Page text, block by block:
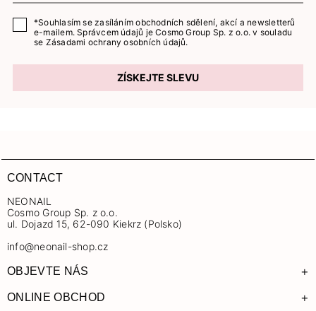
*Souhlasím se zasíláním obchodních sdělení, akcí a newsletterů
e-mailem. Správcem údajů je Cosmo Group Sp. z o.o. v souladu
se Zásadami ochrany osobních údajů.
ZÍSKEJTE SLEVU
CONTACT
NEONAIL
Cosmo Group Sp. z o.o.
ul. Dojazd 15, 62-090 Kiekrz (Polsko)
info@neonail-shop.cz
OBJEVTE NÁS +
ONLINE OBCHOD +